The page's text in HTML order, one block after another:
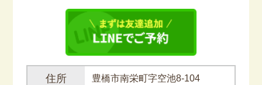
住所 豊橋市南栄町字空池8-104